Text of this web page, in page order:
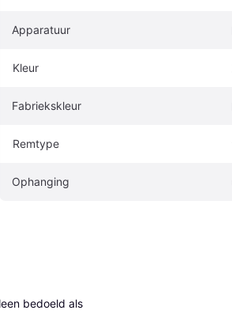
Apparatuur
Kleur
Fabriekskleur
Remtype
Ophanging
bedoeld als